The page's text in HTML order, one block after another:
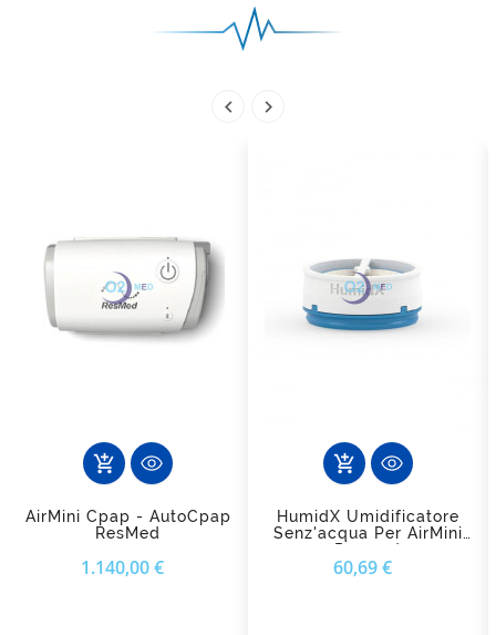
 
add_shopping_cart
AirMini Cpap - AutoCpap
ResMed
1.140,00 €
add_shopping_cart
HumidX Umidificatore
Senz'acqua Per AirMini
Resmed
60,69 €